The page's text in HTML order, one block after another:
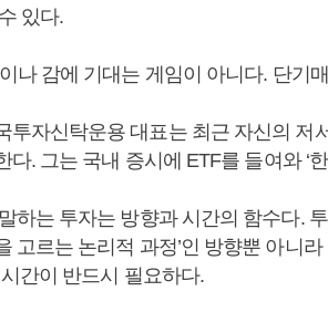
있다.
나 감에 기대는 게임이 아니다. 단기
투자신탁운용 대표는 최근 자신의 저
다. 그는 국내 증시에 ETF를 들여와 ‘
하는 투자는 방향과 시간의 함수다.
고르는 논리적 과정’인 방향뿐 아니
시간이 반드시 필요하다.